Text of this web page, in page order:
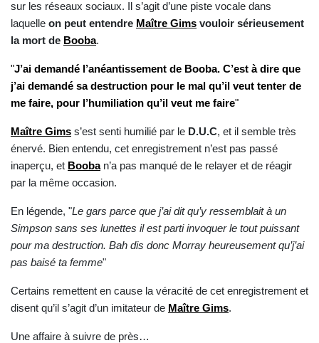
sur les réseaux sociaux. Il s’agit d’une piste vocale dans
laquelle on peut entendre Maître Gims vouloir sérieusement
la mort de Booba.
"J’ai demandé l’anéantissement de Booba. C’est à dire que
j’ai demandé sa destruction pour le mal qu’il veut tenter de
me faire, pour l’humiliation qu’il veut me faire"
Maître Gims s’est senti humilié par le D.U.C, et il semble très
énervé. Bien entendu, cet enregistrement n’est pas passé
inaperçu, et Booban’a pas manqué de le relayer et de réagir
par la même occasion.
En légende, "Le gars parce que j’ai dit qu’y ressemblait à un
Simpson sans ses lunettes il est parti invoquer le tout puissant
pour ma destruction. Bah dis donc Morray heureusement qu’j’ai
pas baisé ta femme"
Certains remettent en cause la véracité de cet enregistrement et
disent qu’il s’agit d’un imitateur de Maître Gims.
Une affaire à suivre de près…